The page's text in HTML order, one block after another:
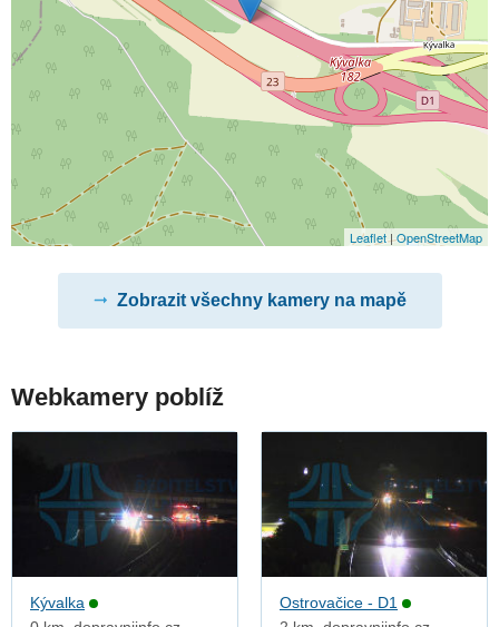
Leaflet|OpenStreetMap
Zobrazit všechny kamery na mapě
Webkamery poblíž
Kývalka
Ostrovačice - D1